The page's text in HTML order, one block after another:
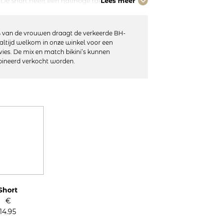
van de vrouwen draagt de verkeerde BH-
welkom in onze winkel voor een
De mix en match bikini’s kunnen
verkocht worden.
€
14.95